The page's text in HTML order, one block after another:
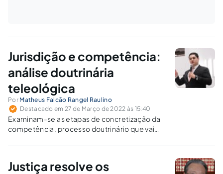
Jurisdição e competência:
análise doutrinária
teleológica
Por Matheus Falcão Rangel Raulino
Destacado em 27 de Março de 2022 às 15:40
Examinam-se as etapas de concretização da
competência, processo doutrinário que vai
juízo.
Justiça resolve os